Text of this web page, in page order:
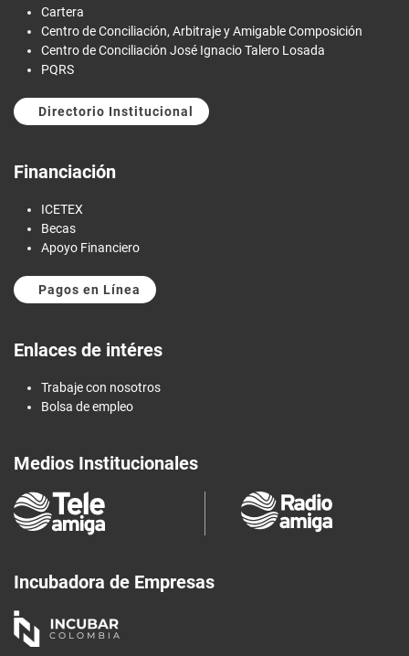
Cartera
Centro de Conciliación, Arbitraje y Amigable Composición
Centro de Conciliación José Ignacio Talero Losada
PQRS
Directorio Institucional
Financiación
ICETEX
Becas
Apoyo Financiero
Pagos en Línea
Enlaces de intéres
Trabaje con nosotros
Bolsa de empleo
Medios Institucionales
Incubadora de Empresas